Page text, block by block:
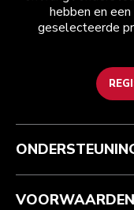
hebben en
geselecteerde
Health check
Je bestelling volgen
Garantie en documenten
Recupel
Algemene voorwaarden
Retournering en
Imprint
ODR
Het merk
Zoek een winkel